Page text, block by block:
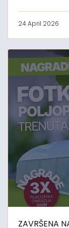
24 April 2026
ZAVRŠENA